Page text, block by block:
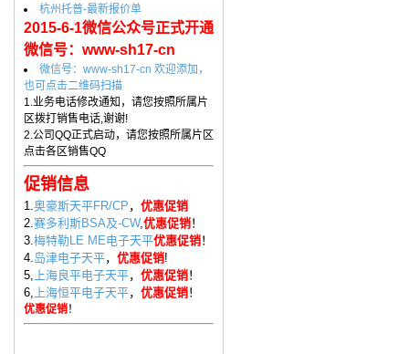
杭州托普-最新报价单
2015-6-1微信公众号正式开通
微信号：www-sh17-cn
微信号：www-sh17-cn 欢迎添加，
也可点击二维码扫描
1.业务电话修改通知，请您按照所属片
区拨打销售电话,谢谢!
2.公司QQ正式启动，请您按照所属片区
点击各区销售QQ
促销信息
1. 奥豪斯天平FR/CP ， 优惠促销
2. 赛多利斯BSA及-CW, 优惠促销！
3. 梅特勒LE ME电子天平优惠促销！
4. 岛津电子天平， 优惠促销!
5,
上海良平电子天平， 优惠促销！
6,
上海恒平电子天平， 优惠促销！
优惠促销！